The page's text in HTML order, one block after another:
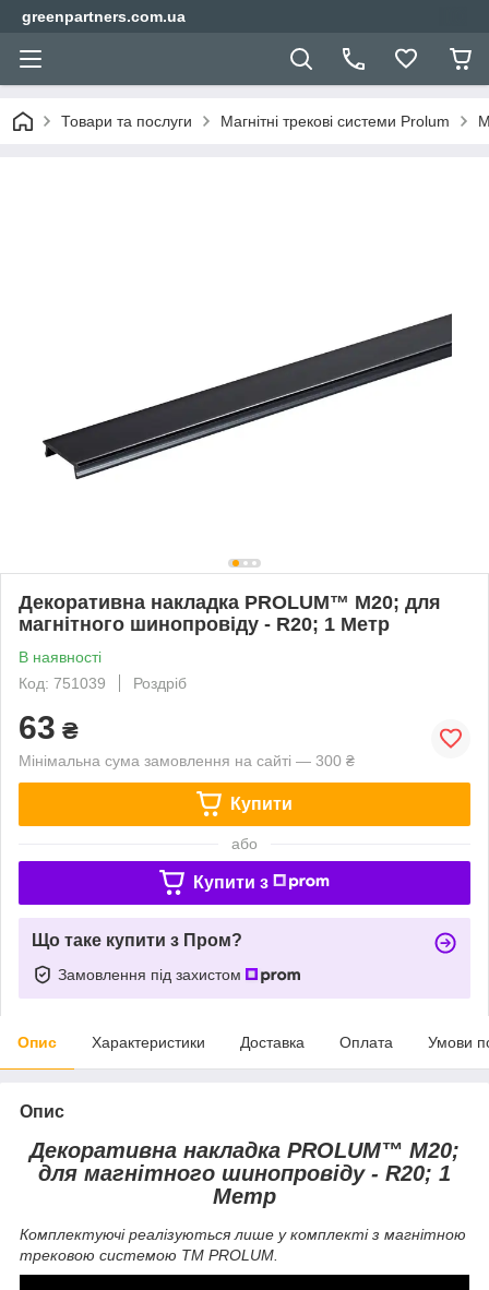
greenpartners.com.ua
Товари та послуги Магнітні трекові системи Prolum
Декоративна накладка PROLUM™ M20; для
магнітного шинопровіду - R20; 1 Mетр
В наявності
Код: 751039
Роздріб
63 ₴
Мінімальна сума замовлення на сайті — 300 ₴
Купити
або
Купити з
Що таке купити з Пром?
Замовлення під захистом
Опис Характеристики Доставка Оплата Умови
Опис
Декоративна накладка PROLUM™ M20;
для магнітного шинопровіду - R20; 1
Mетр
Комплектуючі реалізуються лише у комплекті з магнітною
трековою системою ТМ PROLUM.